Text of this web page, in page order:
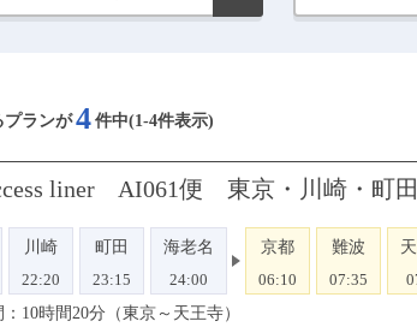
プランが 4 件中(1-4件表示)
liner AI061便 東京・川崎・町
川崎
22:20
町田
23:15
海老名
24:00
京都
06:10
難波
07:35
10時間20分（東京～天王寺）